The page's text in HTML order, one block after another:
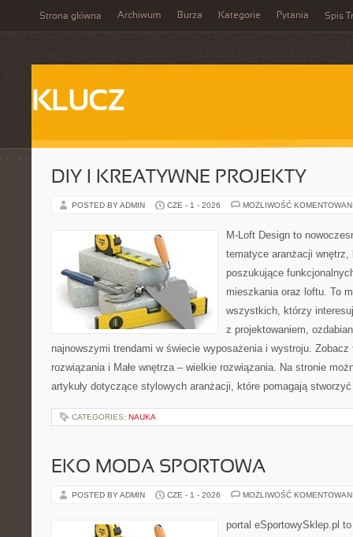
Strona główna Archiwum Burza Kategorie Pytania Spis
KLUCZ
DIY I KREATYWNE PROJEKTY
POSTED BY ADMIN CZE - 1 - 2026 MOŻLIWOŚĆ
M-Loft Design to
tematyce aranżacji
poszukujące
mieszkania oraz loftu. To
wszystkich, którzy
z projektowaniem,
najnowszymi trendami w świecie wyposażenia i wystroju. Zobacz
rozwiązania i Małe wnętrza – wielkie rozwiązania. Na stronie
artykuły dotyczące stylowych aranżacji, które pomagają
CATEGORIES: NAUKA
EKO MODA SPORTOWA
POSTED BY ADMIN CZE - 1 - 2026 MOŻLIWOŚĆ
portal eSportowySklep.pl